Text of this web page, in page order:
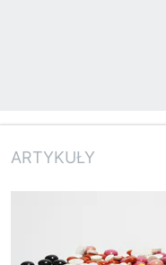
ARTYKUŁY